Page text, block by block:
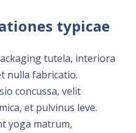
typicae
tutela, interiora
nulla fabricatio.
concussa, velit
et pulvinus leve.
yoga matrum,